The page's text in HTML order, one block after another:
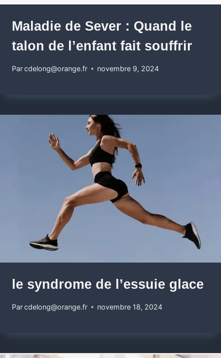
Maladie de Sever : Quand le
talon de l’enfant fait souffrir
Parcdelong@orange.fr novembre 9, 2024
le syndrome de l’essuie glace
Parcdelong@orange.fr novembre 18, 2024